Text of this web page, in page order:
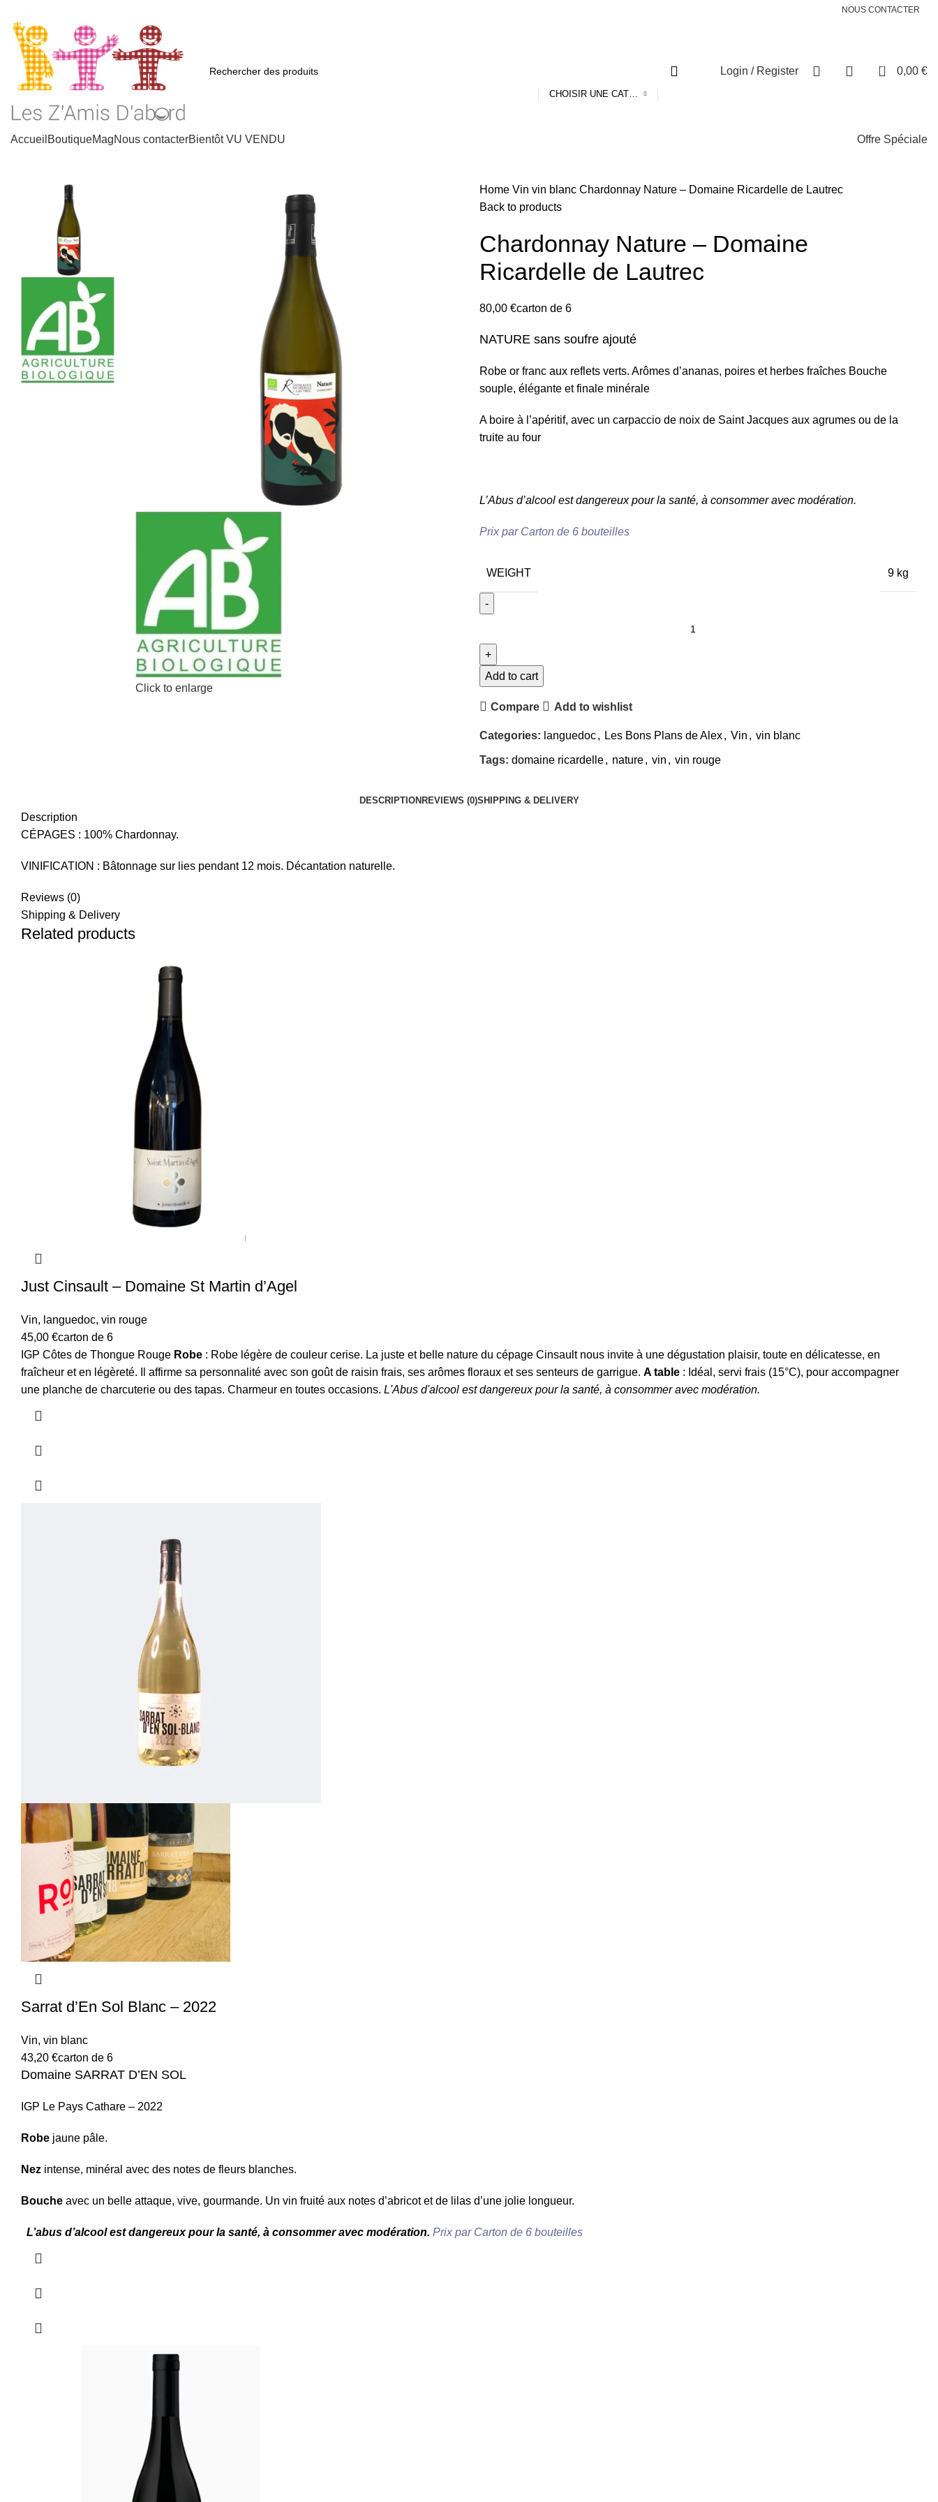
NOUS CONTACTER
CHOISIR UNE CATÉGORIE
Login / Register 0 0,00 €
Accueil BoutiqueMagNous contacterBientôt VU VENDU Offre Spéciale
Click to enlarge
Home Vin vin blanc Chardonnay Nature – Domaine Ricardelle de Lautrec
Back to products
Chardonnay Nature – Domaine
Ricardelle de Lautrec
80,00 €carton de 6
NATURE sans soufre ajouté
Robe or franc aux reflets verts. Arômes d’ananas, poires et herbes fraîches Bouche
souple, élégante et finale minérale
A boire à l’apéritif, avec un carpaccio de noix de Saint Jacques aux agrumes ou de la
truite au four
L’Abus d’alcool est dangereux pour la santé, à consommer avec modération.
Prix par Carton de 6 bouteilles
WEIGHT 9 kg
Add to cart
Compare Add to wishlist
Categories: languedoc, Les Bons Plans de Alex, Vin , vin blanc
Tags: domaine ricardelle, nature, vin , vin rouge
DESCRIPTION REVIEWS (0)SHIPPING & DELIVERY
Description
CÉPAGES : 100% Chardonnay.
VINIFICATION : Bâtonnage sur lies pendant 12 mois. Décantation naturelle.
Reviews (0)
Shipping & Delivery
Related products
Just Cinsault – Domaine St Martin d’Agel
Vin, languedoc, vin rouge
45,00 €carton de 6
IGP Côtes de Thongue Rouge Robe : Robe légère de couleur cerise. La juste et belle nature du cépage Cinsault nous invite à une dégustation plaisir, toute en délicatesse, en
fraîcheur et en légèreté. Il affirme sa personnalité avec son goût de raisin frais, ses arômes floraux et ses senteurs de garrigue. A table : Idéal, servi frais (15°C), pour accompagner
une planche de charcuterie ou des tapas. Charmeur en toutes occasions. L'Abus d'alcool est dangereux pour la santé, à consommer avec modération.
Sarrat d’En Sol Blanc – 2022
Vin, vin blanc
43,20 €carton de 6
Domaine SARRAT D’EN SOL
IGP Le Pays Cathare – 2022
Robe jaune pâle.
Nez intense, minéral avec des notes de fleurs blanches.
Bouche avec un belle attaque, vive, gourmande. Un vin fruité aux notes d’abricot et de lilas d’une jolie longueur.
L’abus d’alcool est dangereux pour la santé, à consommer avec modération. Prix par Carton de 6 bouteilles